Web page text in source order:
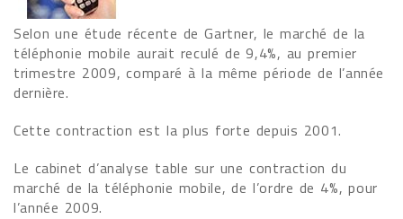
Selon une étude récente de Gartner, le marché de la
téléphonie mobile aurait reculé de 9,4%, au premier
trimestre 2009, comparé à la même période de l’année
dernière.
Cette contraction est la plus forte depuis 2001.
Le cabinet d’analyse table sur une contraction du
marché de la téléphonie mobile, de l’ordre de 4%, pour
l’année 2009.